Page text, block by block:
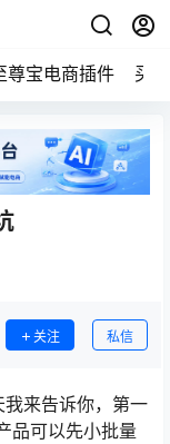
尊宝电商插件 买
关注 私信
来告诉你，第一
品可以先小批量